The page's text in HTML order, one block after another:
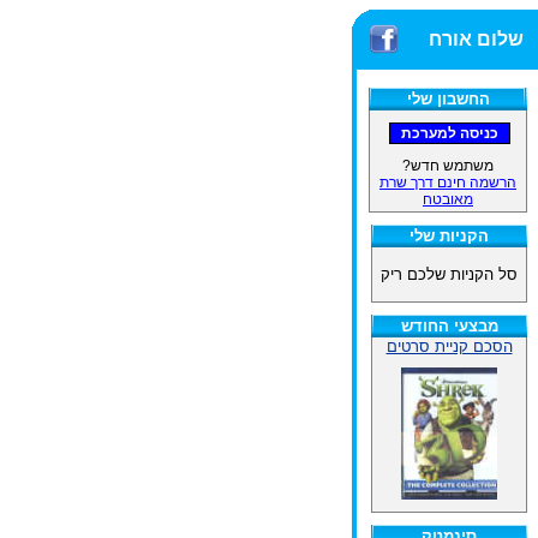
שלום אורח
החשבון שלי
משתמש חדש?
הרשמה חינם דרך שרת
מאובטח
הקניות שלי
סל הקניות שלכם ריק
מבצעי החודש
הסכם קניית סרטים